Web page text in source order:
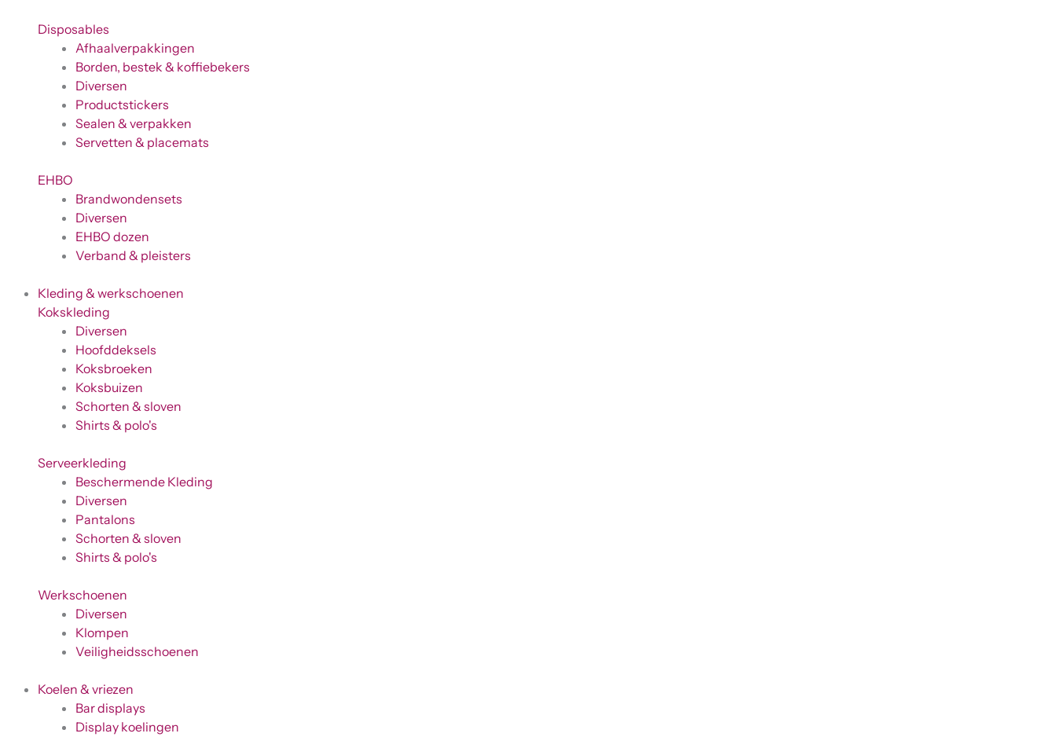
Disposables
Afhaalverpakkingen
Borden, bestek & koffiebekers
Diversen
Productstickers
Sealen & verpakken
Servetten & placemats
EHBO
Brandwondensets
Diversen
EHBO dozen
Verband & pleisters
Kleding & werkschoenen
Kokskleding
Diversen
Hoofddeksels
Koksbroeken
Koksbuizen
Schorten & sloven
Shirts & polo's
Serveerkleding
Beschermende Kleding
Diversen
Pantalons
Schorten & sloven
Shirts & polo's
Werkschoenen
Diversen
Klompen
Veiligheidsschoenen
Koelen & vriezen
Bar displays
Display koelingen